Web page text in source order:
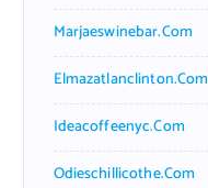
Marjaeswinebar.com
Elmazatlanclinton.com
Ideacoffeenyc.com
Odieschillicothe.com